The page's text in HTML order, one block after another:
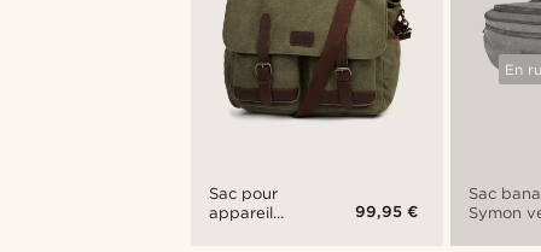
Sac pour
appareil
99,95 €
En
Sac
Symon